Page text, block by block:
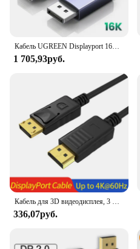
1 705,93руб.
336,07руб.